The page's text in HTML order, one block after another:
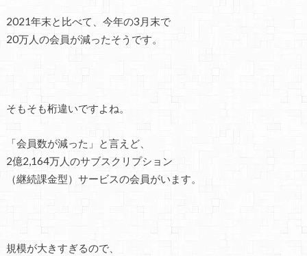
2021年末と比べて、今年の3月末で
20万人の会員が減ったそうです。
そもそも桁違いですよね。
「会員数が減った」と言えど、
2億2,164万人のサブスクリプション
（継続課金型）サービスの会員がいます。
規模が大きすぎるので、